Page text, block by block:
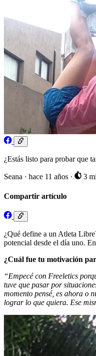
¿Estás listo para probar que
Seana · hace 11 años · 3
Compartir artículo
¿Qué define a un Atleta
potencial desde el día uno.
¿Cuál fue tu motivación
“Empecé con Freeletics
tuve que pasar por
momento pensé, es ahora o
lograr lo que quiera. Ese